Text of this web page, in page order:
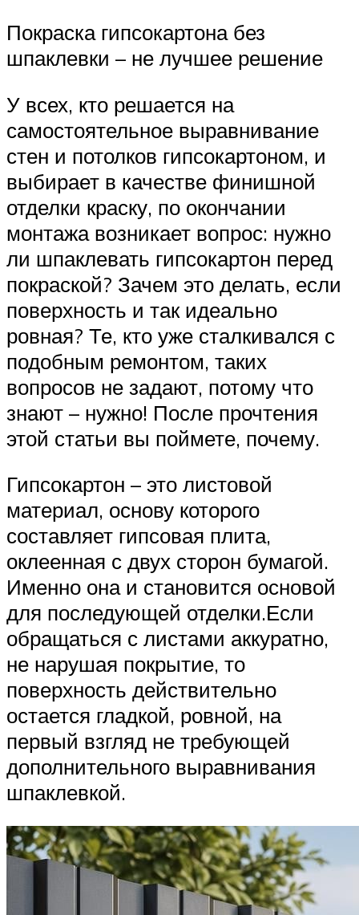
Покраска гипсокартона без
шпаклевки – не лучшее решение
У всех, кто решается на
самостоятельное выравнивание
стен и потолков гипсокартоном, и
выбирает в качестве финишной
отделки краску, по окончании
монтажа возникает вопрос: нужно
ли шпаклевать гипсокартон перед
покраской? Зачем это делать, если
поверхность и так идеально
ровная? Те, кто уже сталкивался с
подобным ремонтом, таких
вопросов не задают, потому что
знают – нужно! После прочтения
этой статьи вы поймете, почему.
Гипсокартон – это листовой
материал, основу которого
составляет гипсовая плита,
оклеенная с двух сторон бумагой.
Именно она и становится основой
для последующей отделки.Если
обращаться с листами аккуратно,
не нарушая покрытие, то
поверхность действительно
остается гладкой, ровной, на
первый взгляд не требующей
дополнительного выравнивания
шпаклевкой.